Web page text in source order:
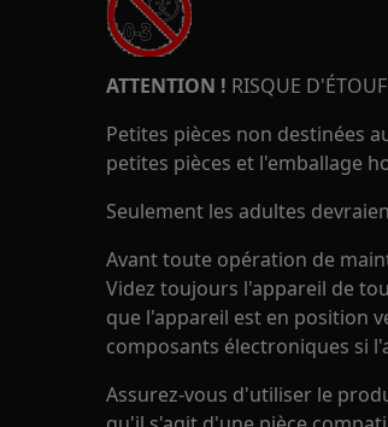
ATTENTION ! RISQUE
Petites pièces non destinées
petites pièces et l'emballage
Seulement les adultes
Avant toute opération de
Videz toujours l'appareil de
que l'appareil est en position
composants électroniques si
Assurez-vous d'utiliser le